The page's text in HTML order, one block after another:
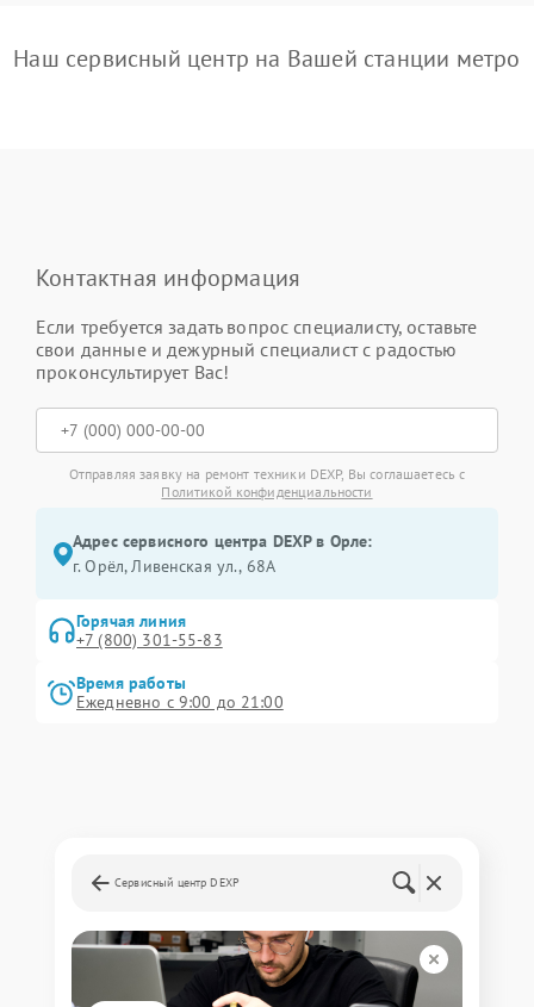
Наш сервисный центр на Вашей станции метро
Контактная информация
Если требуется задать вопрос специалисту, оставьте
свои данные и дежурный специалист с радостью
проконсультирует Вас!
Отправляя заявку на ремонт техники DEXP, Вы соглашаетесь с
Политикой конфиденциальности
Адрес сервисного центра DEXP в Орле:
г. Орёл, Ливенская ул., 68А
Горячая линия
+7 (800) 301-55-83
Время работы
Ежедневно с 9:00 до 21:00
Сервисный центр DEXP